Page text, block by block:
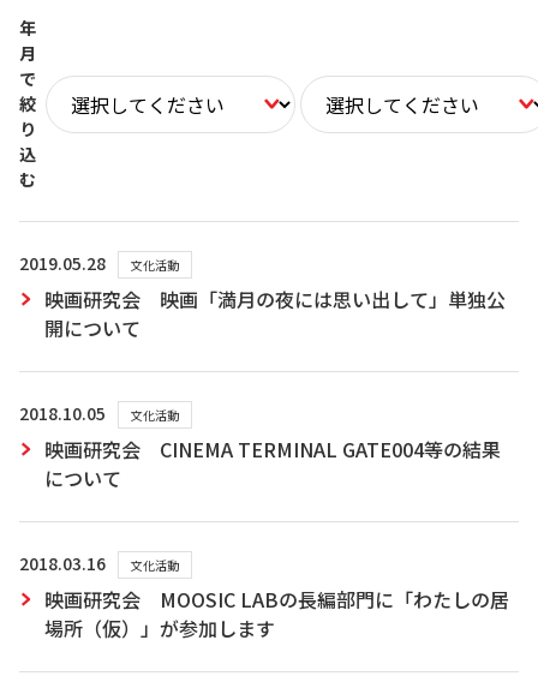
年
月
で
絞
り
込
む
2019.05.28 文化活動
映画研究会 映画「満月の夜には思い出して」単独公
開について
2018.10.05 文化活動
映画研究会 CINEMA TERMINAL GATE004等の結果
について
2018.03.16 文化活動
映画研究会 MOOSIC LABの長編部門に「わたしの居
場所（仮）」が参加します